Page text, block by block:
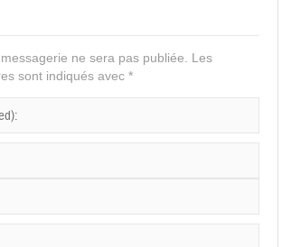
ne sera pas publiée.
Les
sont indiqués avec*